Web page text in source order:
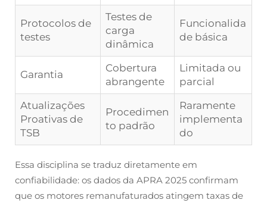
Protocolos de
testes
Testes de
carga
dinâmica
Funcionalida
de básica
Garantia
Cobertura
abrangente
Limitada ou
parcial
Atualizações
Proativas de
TSB
Procedimen
to padrão
Raramente
implementa
do
Essa disciplina se traduz diretamente em
confiabilidade: os dados da APRA 2025 confirmam
que os motores remanufaturados atingem taxas de